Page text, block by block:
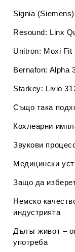
Signia (Siemens)
Resound: Linx
Unitron: Moxi Fit
Bernafon: Alpha
Starkey: Livio
Също така
Кохлеарни
Звукови
Медицински
Защо да
Немско
индустрията
Дълъг живот –
употреба